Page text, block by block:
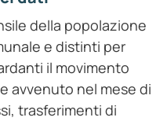
della popolazione
e distinti per
il movimento
avvenuto nel mese di
trasferimenti di